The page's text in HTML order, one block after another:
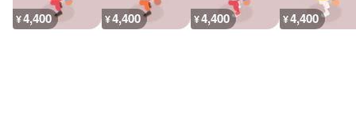
¥4,400 ¥4,400 ¥4,400 ¥4,400